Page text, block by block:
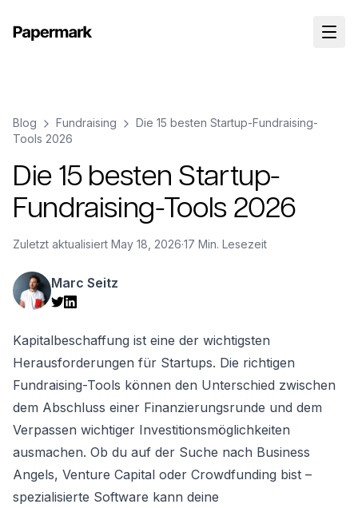
Blog Fundraising
Die 15 besten Startup-Fundraising-
Tools 2026
Die 15 besten Startup-
Fundraising-Tools 2026
Zuletzt aktualisiert May 18, 2026·17 Min. Lesezeit
Marc Seitz
Kapitalbeschaffung ist eine der wichtigsten
Herausforderungen für Startups. Die richtigen
Fundraising-Tools können den Unterschied zwischen
dem Abschluss einer Finanzierungsrunde und dem
Verpassen wichtiger Investitionsmöglichkeiten
ausmachen. Ob du auf der Suche nach Business
Angels, Venture Capital oder Crowdfunding bist –
spezialisierte Software kann deine